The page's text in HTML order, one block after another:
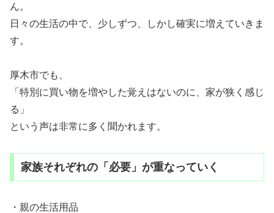
ん。
日々の生活の中で、少しずつ、しかし確実に増えていきま
す。
厚木市でも、
「特別に買い物を増やした覚えはないのに、家が狭く感じ
る」
という声は非常に多く聞かれます。
家族それぞれの「必要」が重なっていく
・親の生活用品